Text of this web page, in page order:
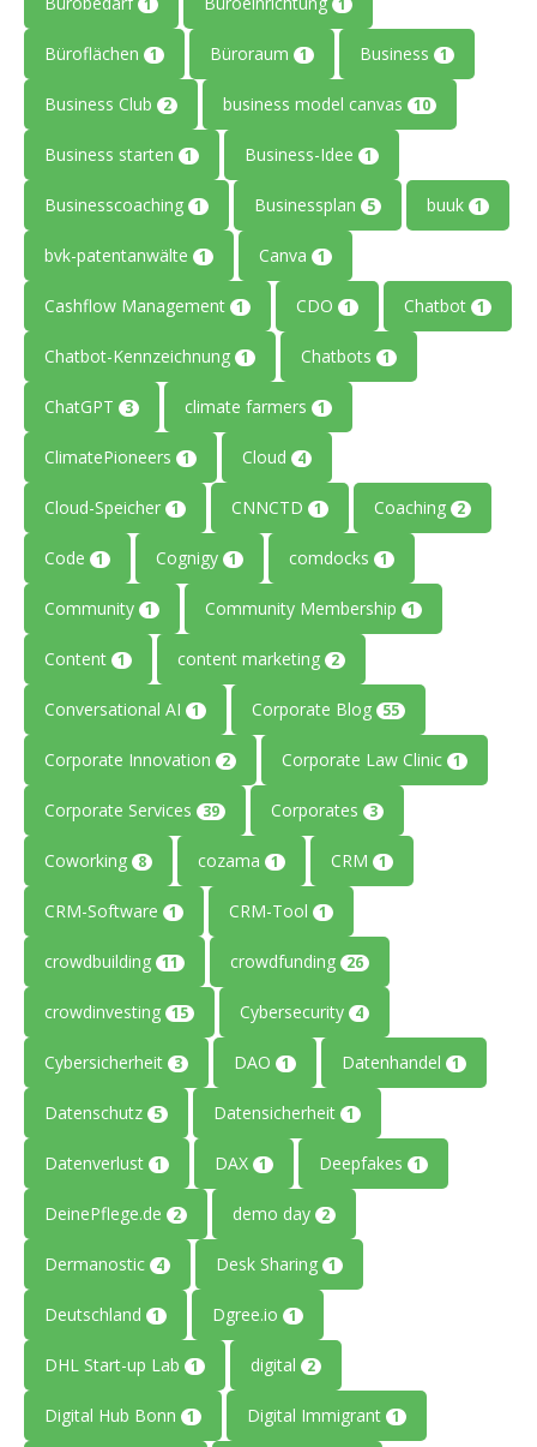
1 1
Büroflächen 1 Büroraum 1 Business 1
Business Club 2 business model canvas 10
Business starten 1 Business-Idee 1
Businesscoaching 1 Businessplan 5 buuk 1
bvk-patentanwälte 1 Canva 1
Cashflow Management 1 CDO 1 Chatbot 1
Chatbot-Kennzeichnung 1 Chatbots 1
ChatGPT 3 climate farmers 1
ClimatePioneers 1 Cloud 4
Cloud-Speicher 1 CNNCTD 1 Coaching 2
Code 1 Cognigy 1 comdocks 1
Community 1 Community Membership 1
Content 1 content marketing 2
Conversational AI 1 Corporate Blog 55
Corporate Innovation 2 Corporate Law Clinic 1
Corporate Services 39 Corporates 3
Coworking 8 cozama 1 CRM 1
CRM-Software 1 CRM-Tool 1
crowdbuilding 11 crowdfunding 26
crowdinvesting 15 Cybersecurity 4
Cybersicherheit 3 DAO 1 Datenhandel 1
Datenschutz 5 Datensicherheit 1
Datenverlust 1 DAX 1 Deepfakes 1
DeinePflege.de 2 demo day 2
Dermanostic 4 Desk Sharing 1
Deutschland 1 Dgree.io 1
DHL Start-up Lab 1 digital 2
Digital Hub Bonn 1 Digital Immigrant 1